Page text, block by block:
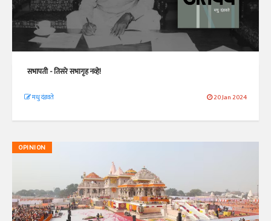
सभापती - तिसरे सभागृह नव्हे!
मधु दंडवते 20 Jan 2024
OPINION